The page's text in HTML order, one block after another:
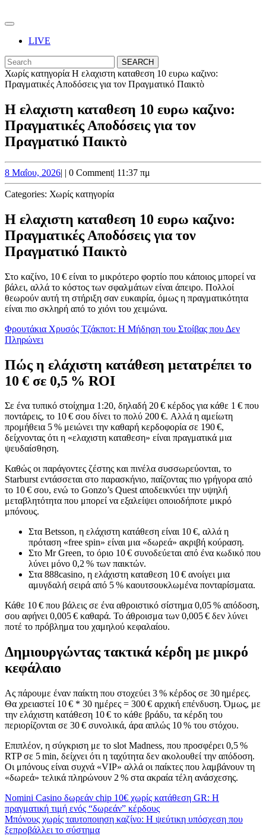
to
Skip
content
Open
ButtonLIVE
CLOSE
BUTTON
Search
for:
Χωρίς κατηγορία Η ελαχιστη καταθεση 10 ευρω καζινο:
Πραγματικές Αποδόσεις για τον Πραγματικό Παικτὸ
Η ελαχιστη καταθεση 10 ευρω καζινο:
Πραγματικές Αποδόσεις για τον
Πραγματικό Παικτὸ
8 Μαΐου, 20268
Μαΐου,
2026
| | 0 Comment| 11:37 πμ
Categories: Χωρίς κατηγορία
Η ελαχιστη καταθεση 10 ευρω καζινο:
Πραγματικές Αποδόσεις για τον
Πραγματικό Παικτὸ
Στο καζίνο, 10 € είναι το μικρότερο φορτίο που κάποιος μπορεί να
βάλει, αλλά το κόστος των σφαλμάτων είναι άπειρο. Πολλοί
θεωρούν αυτή τη στήριξη σαν ευκαιρία, όμως η πραγματικότητα
είναι πιο σκληρή από το χιόνι του χειμώνα.
Φρουτάκια Χρυσός Τζάκποτ: Η Μήδηση του Στοίβας που Δεν
Πληρώνει
Πώς η ελάχιστη κατάθεση μετατρέπει το
10 € σε 0,5 % ROI
Σε ένα τυπικό στοίχημα 1:20, δηλαδή 20 € κέρδος για κάθε 1 € που
ποντάρεις, το 10 € σου δίνει το πολύ 200 €. Αλλά η αμείωτη
προμήθεια 5 % μειώνει την καθαρή κερδοφορία σε 190 €,
δείχνοντας ότι η «ελαχιστη καταθεση» είναι πραγματικά μια
ψευδαίσθηση.
Καθώς οι παράγοντες ζέστης και πινέλα συσσωρεύονται, το
Starburst εντάσσεται στο παρασκήνιο, παίζοντας πιο γρήγορα από
το 10 € σου, ενώ το Gonzo’s Quest αποδεικνύει την υψηλή
μεταβλητότητα που μπορεί να εξαλείψει οποιοδήποτε μικρό
μπόνους.
Στα Betsson, η ελάχιστη κατάθεση είναι 10 €, αλλά η
πρόταση «free spin» είναι μια «δωρεά» ακριβή κούραση.
Στο Mr Green, το όριο 10 € συνοδεύεται από ένα κωδικό που
λύνει μόνο 0,2 % των παικτών.
Στα 888casino, η ελάχιστη καταθεση 10 € ανοίγει μια
αμυγδαλή σειρά από 5 % καουτσουκλωμένα πονταρίσματα.
Κάθε 10 € που βάλεις σε ένα αθροιστικό σίστημα 0,05 % απόδοση,
σου αφήνει 0,005 € καθαρά. Το άθροισμα των 0,005 € δεν λύνει
ποτέ το πρόβλημα του χαμηλού κεφαλαίου.
Δημιουργώντας τακτικά κέρδη με μικρό
κεφάλαιο
Ας πάρουμε έναν παίκτη που στοχεύει 3 % κέρδος σε 30 ημέρες.
Θα χρειαστεί 10 € * 30 ημέρες = 300 € αρχική επένδυση. Όμως, με
την ελάχιστη κατάθεση 10 € το κάθε βράδυ, τα κέρδη του
περιορίζονται σε 30 € συνολικά, άρα απλώς 10 % του στόχου.
Επιπλέον, η σύγκριση με το slot Madness, που προσφέρει 0,5 %
RTP σε 5 min, δείχνει ότι η ταχύτητα δεν ακολουθεί την απόδοση.
Οι μπόνους είναι συχνά «VIP» αλλά οι παίκτες που λαμβάνουν τη
«δωρεά» τελικά πληρώνουν 2 % στα ακραία τέλη ανάσχεσης.
Nomini Casino δωρεάν chip 10€ χωρίς κατάθεση GR: Η
πραγματική τιμή ενός “δωρεάν” κέρδους
Μπόνους χωρίς ταυτοποιηση καζίνο: Η ψεύτικη υπόσχεση που
ξεπροβάλλει το σύστημα